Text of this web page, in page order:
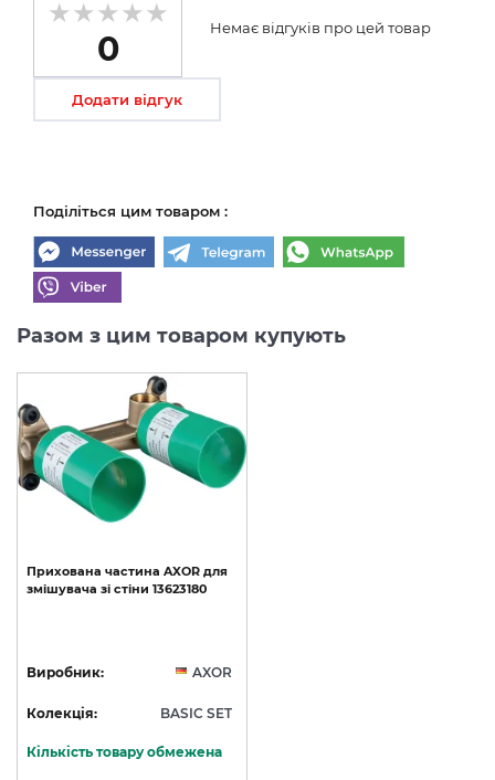
0
Немає відгуків про цей товар
Додати відгук
Поділіться цим товаром :
Разом з цим товаром купують
Прихована частина AXOR для
змішувача зі стіни 13623180
Виробник: AXOR
Колекція: BASIC SET
Кількість товару обмежена